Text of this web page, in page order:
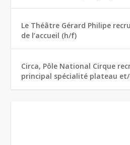
Le Théâtre Gérard Philipe
de l’accueil (h/f)
Circa, Pôle National Cirque
principal spécialité plateau